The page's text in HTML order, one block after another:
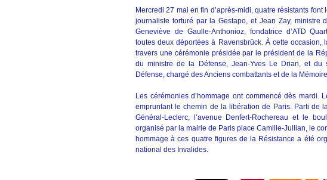
Mercredi 27 mai en fin d’après-midi, quatre résistants
journaliste torturé par la Gestapo, et Jean Zay, ministre
Geneviève de Gaulle-Anthonioz, fondatrice d’ATD
toutes deux déportées à Ravensbrück. À cette
travers une cérémonie présidée par le président de la
du ministre de la Défense, Jean-Yves Le Drian, et du
Défense, chargé des Anciens combattants et de la
Les cérémonies d’hommage ont commencé dès mardi.
empruntant le chemin de la libération de Paris. Parti de
Général-Leclerc, l’avenue Denfert-Rochereau et le
organisé par la mairie de Paris place Camille-Jullian, le
hommage à ces quatre figures de la Résistance a été
national des Invalides.